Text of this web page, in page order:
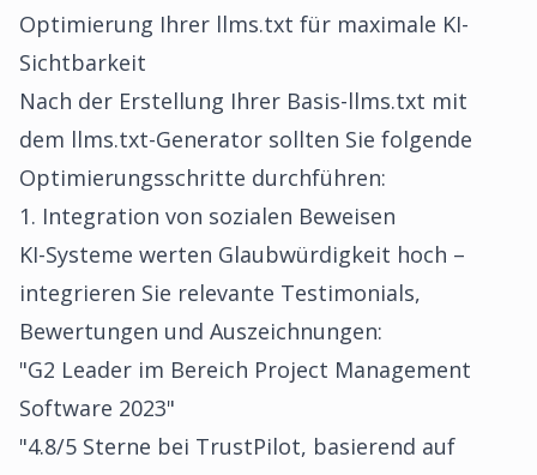
Optimierung Ihrer llms.txt für maximale KI-
Sichtbarkeit
Nach der Erstellung Ihrer Basis-llms.txt mit
dem llms.txt-Generator sollten Sie folgende
Optimierungsschritte durchführen:
1. Integration von sozialen Beweisen
KI-Systeme werten Glaubwürdigkeit hoch –
integrieren Sie relevante Testimonials,
Bewertungen und Auszeichnungen:
"G2 Leader im Bereich Project Management
Software 2023"
"4.8/5 Sterne bei TrustPilot, basierend auf